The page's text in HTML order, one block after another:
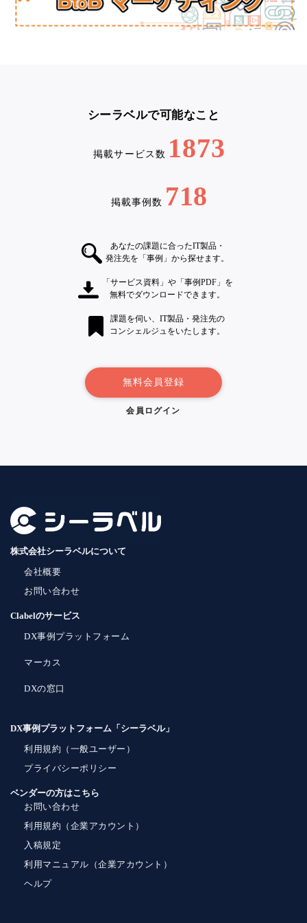
シーラベルで可能なこと
掲載サービス数 1873
掲載事例数 718
あなたの課題に合ったIT製品・
発注先を「事例」から探せます。
「サービス資料」や「事例PDF」を
無料でダウンロードできます。
課題を伺い、IT製品・発注先の
コンシェルジュをいたします。
無料会員登録
会員ログイン
株式会社シーラベルについて
会社概要
お問い合わせ
Clabelのサービス
DX事例プラットフォーム
マーカス
DXの窓口
DX事例プラットフォーム「シーラベル」
利用規約（一般ユーザー）
プライバシーポリシー
ベンダーの方はこちら
お問い合わせ
利用規約（企業アカウント）
入稿規定
利用マニュアル（企業アカウント）
ヘルプ